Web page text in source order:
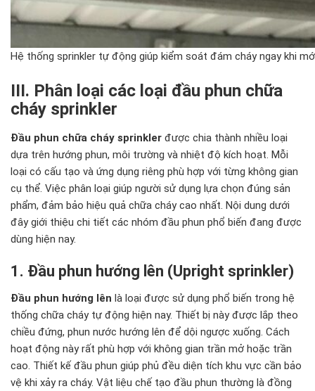
Hệ thống sprinkler tự động giúp kiểm soát đám cháy ngay khi
III. Phân loại các loại đầu phun chữa
cháy sprinkler
Đầu phun chữa cháy sprinkler được chia thành nhiều loại
dựa trên hướng phun, môi trường và nhiệt độ kích hoạt. Mỗi
loại có cấu tạo và ứng dụng riêng phù hợp với từng không gian
cụ thể. Việc phân loại giúp người sử dụng lựa chọn đúng sản
phẩm, đảm bảo hiệu quả chữa cháy cao nhất. Nội dung dưới
đây giới thiệu chi tiết các nhóm đầu phun phổ biến đang được
dùng hiện nay.
1. Đầu phun hướng lên (Upright sprinkler)
Đầu phun hướng lên là loại được sử dụng phổ biến trong hệ
thống chữa cháy tự động hiện nay. Thiết bị này được lắp theo
chiều đứng, phun nước hướng lên để dội ngược xuống. Cách
hoạt động này rất phù hợp với không gian trần mở hoặc trần
cao. Thiết kế đầu phun giúp phủ đều diện tích khu vực cần bảo
vệ khi xảy ra cháy. Vật liệu chế tạo đầu phun thường là đồng